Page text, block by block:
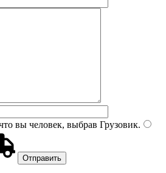
вы человек, выбрав Грузовик.